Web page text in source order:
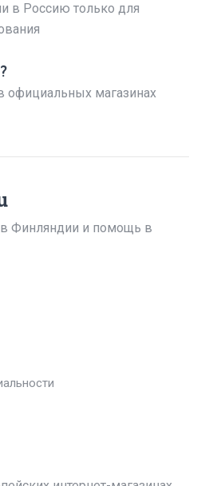
в Россию только для
официальных магазинах
Финляндии и помощь в